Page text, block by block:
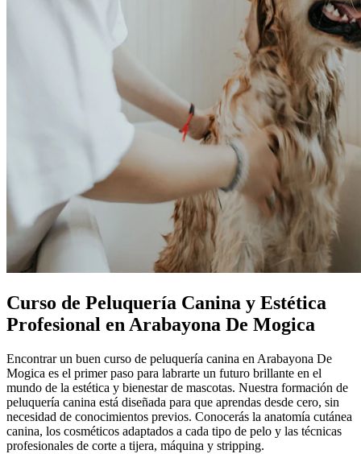
Curso de Peluquería Canina y Estética
Profesional en Arabayona De Mogica
Encontrar un buen curso de peluquería canina en Arabayona De
Mogica es el primer paso para labrarte un futuro brillante en el
mundo de la estética y bienestar de mascotas. Nuestra formación de
peluquería canina está diseñada para que aprendas desde cero, sin
necesidad de conocimientos previos. Conocerás la anatomía cutánea
canina, los cosméticos adaptados a cada tipo de pelo y las técnicas
profesionales de corte a tijera, máquina y stripping.